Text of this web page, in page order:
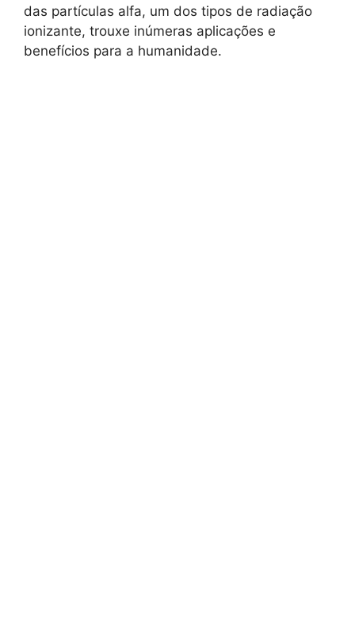
das partículas alfa, um dos tipos de radiação
ionizante, trouxe inúmeras aplicações e
benefícios para a humanidade.